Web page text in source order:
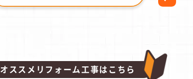
オススメリフォーム工事はこちら